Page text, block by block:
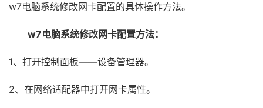
w7电脑系统修改网卡配置的具体操作方法。
w7电脑系统修改网卡配置方法：
1、打开控制面板——设备管理器。
2、在网络适配器中打开网卡属性。